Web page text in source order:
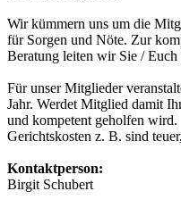
Wir kümmern uns um die
für Sorgen und Nöte. Zur
Beratung leiten wir Sie / Euch
Für unser Mitglieder
Jahr. Werdet Mitglied damit
und kompetent geholfen wird.
Gerichtskosten z. B. sind
Kontaktperson:
Birgit Schubert